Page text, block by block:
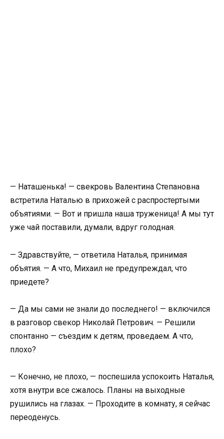
— Наташенька! — свекровь Валентина Степановна
встретила Наталью в прихожей с распростертыми
объятиями. — Вот и пришла наша труженица! А мы тут
уже чай поставили, думали, вдруг голодная.
— Здравствуйте, — ответила Наталья, принимая
объятия. — А что, Михаил не предупреждал, что
приедете?
— Да мы сами не знали до последнего! — включился
в разговор свекор Николай Петрович. — Решили
спонтанно — съездим к детям, проведаем. А что,
плохо?
— Конечно, не плохо, — поспешила успокоить Наталья,
хотя внутри все сжалось. Планы на выходные
рушились на глазах. — Проходите в комнату, я сейчас
переоденусь.